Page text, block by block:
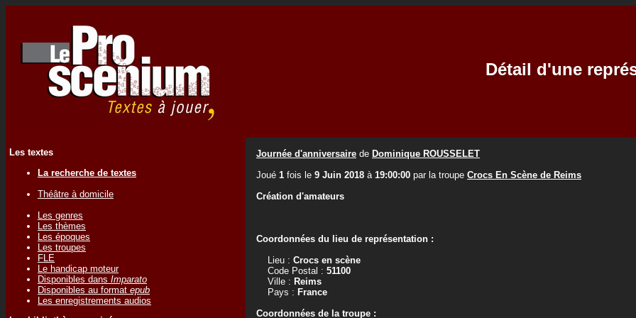
Détail d'une
Les textes
La recherche de textes
Théâtre à domicile
Les genres
Les thèmes
Les époques
Les troupes
FLE
Le handicap moteur
Disponibles dans Imparato
Disponibles au format epub
Les enregistrements audios
Journée d'anniversaire de Dominique ROUSSELET
Joué 1 fois le 9 Juin 2018 à 19:00:00 par la troupe Crocs En Scène de Reims
Création d'amateurs
Coordonnées du lieu de représentation :
Lieu : Crocs en scène
Code Postal : 51100
Ville : Reims
Pays : France
Coordonnées de la troupe :